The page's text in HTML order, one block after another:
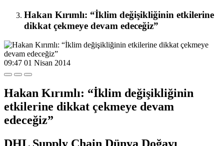
Hakan Kırımlı: “İklim değişikliğinin etkilerine
dikkat çekmeye devam edeceğiz”
09:47 01 Nisan 2014
Hakan Kırımlı: “İklim değişikliğinin
etkilerine dikkat çekmeye devam
edeceğiz”